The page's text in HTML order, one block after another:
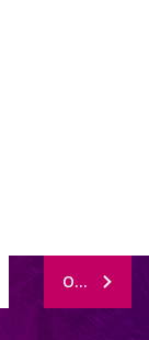
ODEBÍRAT